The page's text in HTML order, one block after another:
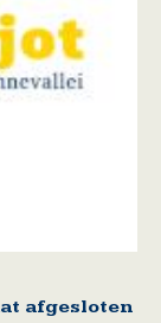
afgesloten